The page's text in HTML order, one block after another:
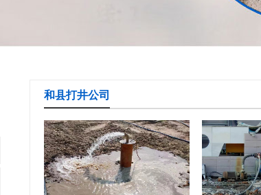
和县打井公司